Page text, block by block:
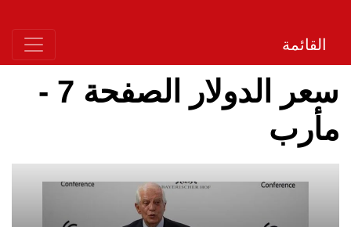
القائمة
سعر الدولار الصفحة 7 -
مأرب